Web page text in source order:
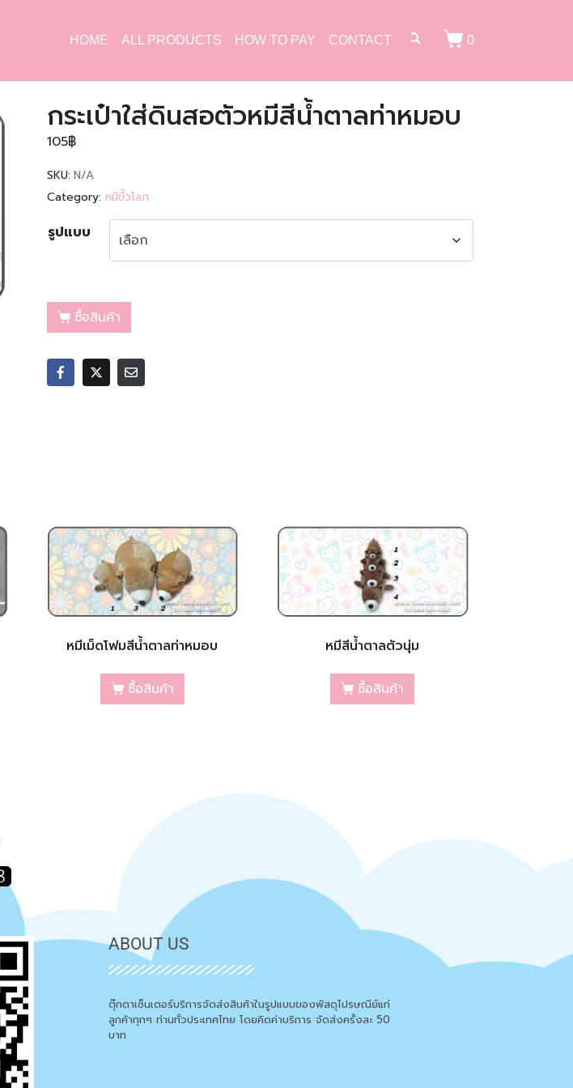
HOME ALL PRODUCTS HOW TO PAY CONTACT 0
กระเป๋าใส่ดินสอตัวหมีสีน้ำตาลท่าหมอบ
105฿
SKU: N/A
Category: หมีขั้วโลก
รูปแบบ
ซื้อสินค้า
หมีเม็ดโฟมสีน้ำตาลท่าหมอบ
ซื้อสินค้า
หมีสีน้ำตาลตัวนุ่ม
ซื้อสินค้า
ABOUT US
ตุ๊กตาเซ็นเตอร์บริการจัดส่งสินค้าในรูปแบบของพัสดุไปรษณีย์แก่
ลูกค้าทุกๆ ท่านทั่วประเทศไทย โดยคิดค่าบริการ จัดส่งครั้งละ 50
บาท